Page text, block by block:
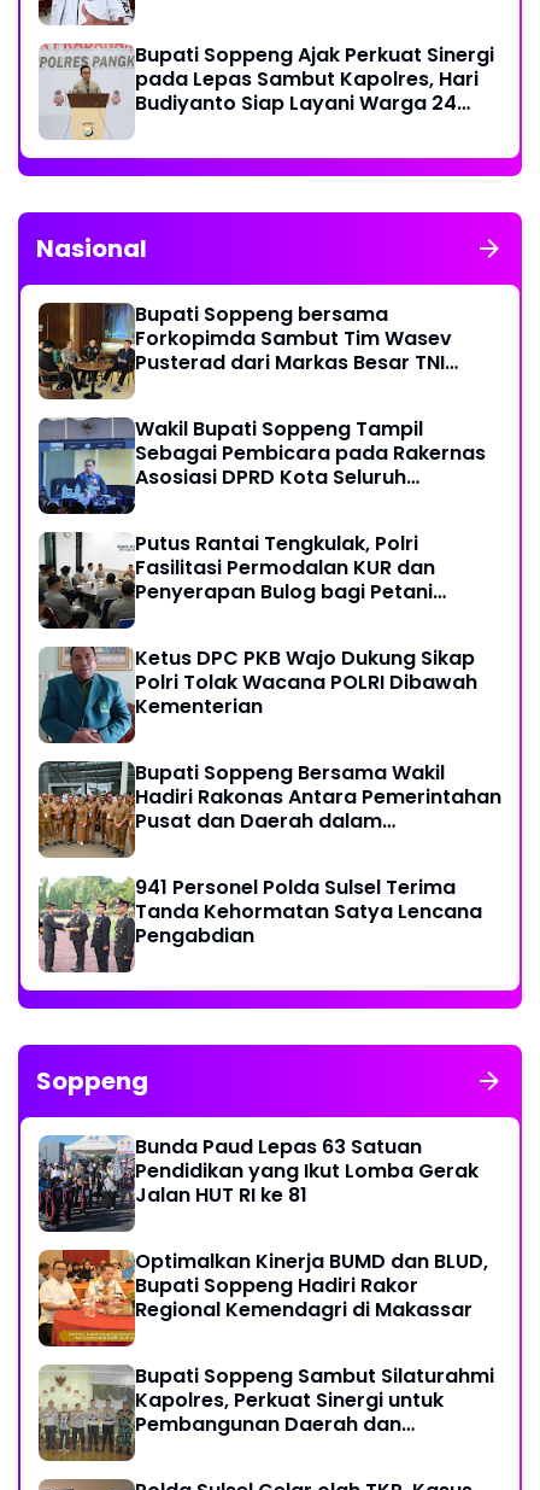
Bupati Soppeng Ajak Perkuat Sinergi
pada Lepas Sambut Kapolres, Hari
Budiyanto Siap Layani Warga 24
Nasional
Bupati Soppeng bersama
Forkopimda Sambut Tim Wasev
Pusterad dari Markas Besar TNI
Wakil Bupati Soppeng Tampil
Sebagai Pembicara pada Rakernas
Asosiasi DPRD Kota Seluruh
Putus Rantai Tengkulak, Polri
Fasilitasi Permodalan KUR dan
Penyerapan Bulog bagi Petani
Ketus DPC PKB Wajo Dukung Sikap
Polri Tolak Wacana POLRI Dibawah
Kementerian
Bupati Soppeng Bersama Wakil
Hadiri Rakonas Antara Pemerintahan
Pusat dan Daerah dalam
941 Personel Polda Sulsel Terima
Tanda Kehormatan Satya Lencana
Pengabdian
Soppeng
Bunda Paud Lepas 63 Satuan
Pendidikan yang Ikut Lomba Gerak
Jalan HUT RI ke 81
Optimalkan Kinerja BUMD dan BLUD,
Bupati Soppeng Hadiri Rakor
Regional Kemendagri di Makassar
Bupati Soppeng Sambut Silaturahmi
Kapolres, Perkuat Sinergi untuk
Pembangunan Daerah dan